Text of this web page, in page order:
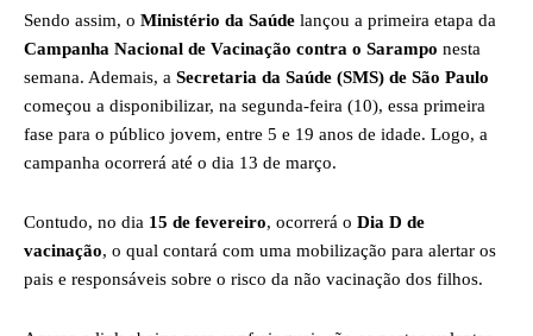
Sendo assim, o Ministério da Saúde lançou a primeira etapa da
Campanha Nacional de Vacinação contra o Sarampo nesta
semana. Ademais, a Secretaria da Saúde (SMS) de São Paulo
começou a disponibilizar, na segunda-feira (10), essa primeira
fase para o público jovem, entre 5 e 19 anos de idade. Logo, a
campanha ocorrerá até o dia 13 de março.
Contudo, no dia 15 de fevereiro, ocorrerá o Dia D de
vacinação, o qual contará com uma mobilização para alertar os
pais e responsáveis sobre o risco da não vacinação dos filhos.